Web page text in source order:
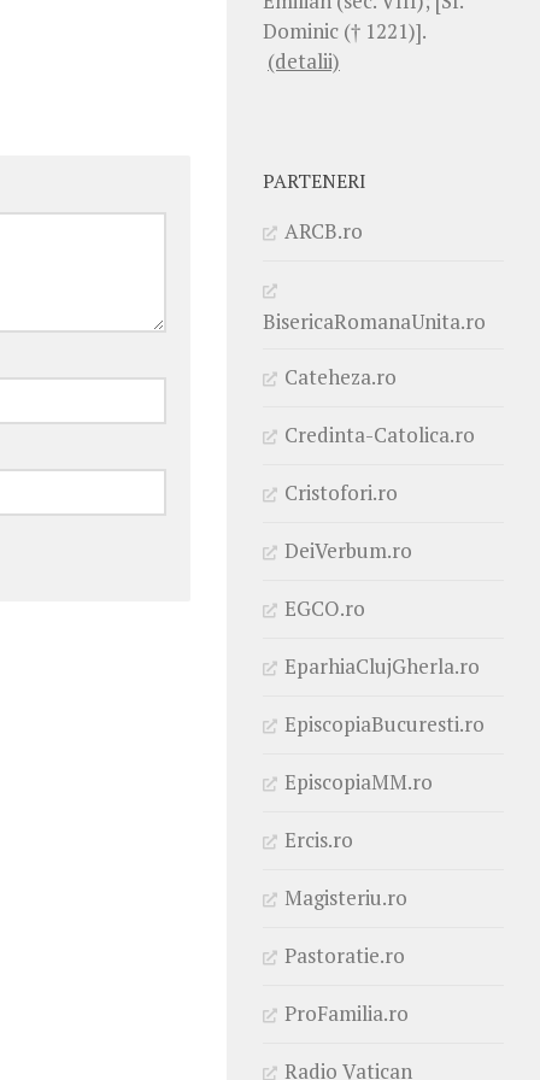
Dominic († 1221)].
(detalii)
PARTENERI
ARCB.ro
BisericaRomanaUnita.ro
Cateheza.ro
Credinta-Catolica.ro
Cristofori.ro
DeiVerbum.ro
EGCO.ro
EparhiaClujGherla.ro
EpiscopiaBucuresti.ro
EpiscopiaMM.ro
Ercis.ro
Magisteriu.ro
Pastoratie.ro
ProFamilia.ro
Radio Vatican